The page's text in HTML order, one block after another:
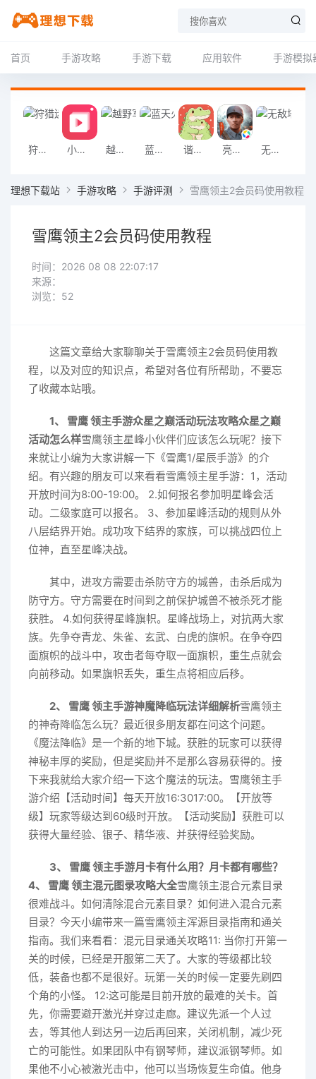
首页 手游攻略 手游下载 应用软件 手游模拟
狩猎迷城恐龙大战游戏 小影记app 越野军事卡车司机游戏 蓝天火龙传奇安卓版 谐音梗游戏 亮剑2026官方版 无敌塔防王游戏
理想下载站 手游攻略 手游评测 雪鹰领主2会员码使用教程
雪鹰领主2会员码使用教程
时间：2026 08 08 22:07:17
来源：
浏览：52
这篇文章给大家聊聊关于雪鹰领主2会员码使用教
程，以及对应的知识点，希望对各位有所帮助，不要忘
了收藏本站哦。
1、 雪鹰 领主手游众星之巅活动玩法攻略众星之巅
活动怎么样雪鹰领主星峰小伙伴们应该怎么玩呢？接下
来就让小编为大家讲解一下《雪鹰1/星辰手游》的介
绍。有兴趣的朋友可以来看看雪鹰领主星手游：1，活动
开放时间为8:00-19:00。 2.如何报名参加明星峰会活
动。二级家庭可以报名。 3、参加星峰活动的规则从外
八层结界开始。成功攻下结界的家族，可以挑战四位上
位神，直至星峰决战。
其中，进攻方需要击杀防守方的城兽，击杀后成为
防守方。守方需要在时间到之前保护城兽不被杀死才能
获胜。 4.如何获得星峰旗帜。星峰战场上，对抗两大家
族。先争夺青龙、朱雀、玄武、白虎的旗帜。在争夺四
面旗帜的战斗中，攻击者每夺取一面旗帜，重生点就会
向前移动。如果旗帜丢失，重生点将相应后移。
2、 雪鹰 领主手游神魔降临玩法详细解析雪鹰领主
的神奇降临怎么玩？最近很多朋友都在问这个问题。
《魔法降临》是一个新的地下城。获胜的玩家可以获得
神秘丰厚的奖励，但是奖励并不是那么容易获得的。接
下来我就给大家介绍一下这个魔法的玩法。雪鹰领主手
游介绍【活动时间】每天开放16:3017:00。【开放等
级】玩家等级达到60级时开放。【活动奖励】获胜可以
获得大量经验、银子、精华液、并获得经验奖励。
3、 雪鹰 领主手游月卡有什么用？月卡都有哪些？
4、 雪鹰 领主混元图录攻略大全雪鹰领主混合元素目录
很难战斗。如何清除混合元素目录？如何进入混合元素
目录？今天小编带来一篇雪鹰领主浑源目录指南和通关
指南。我们来看看：混元目录通关攻略11: 当你打开第一
关的时候，已经是开服第二天了。大家的等级都比较
低，装备也都不是很好。玩第一关的时候一定要先刷四
个角的小怪。 12:这可能是目前开放的最难的关卡。首
先，你需要避开激光并穿过走廊。建议先派一个人过
去，等其他人到达另一边后再回来，关闭机制，减少死
亡的可能性。如果团队中有钢琴师，建议派钢琴师。如
果他不小心被激光击中，他可以当场恢复生命值。他身